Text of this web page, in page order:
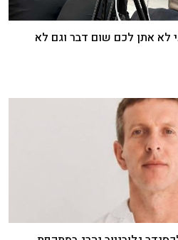
לא אתן לכם שום דבר וגם לא